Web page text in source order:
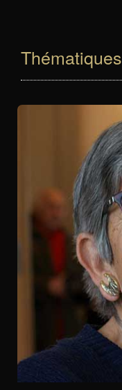
Thématiques